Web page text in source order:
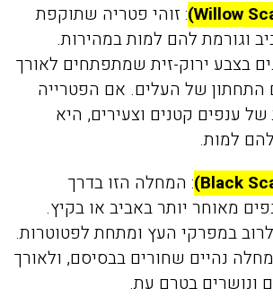
: זוהי פטריה שתוקפת
וגורמת להם למות במהירות.
בצבע ירוק-זית שמתפתחים לאורך
התחתון של העלים. אם הפטרייה
ענפים קטנים וצעירים, היא
למות.
: המחלה הזו בדרך
מאוחר יותר באביב או בקיץ.
במפרקי העץ ומתחת לפטוטרות.
נהיים שחורים בבסיסם, ולאורך
ונושרים בטרם עת.